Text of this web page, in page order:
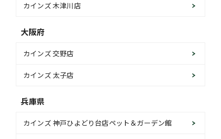
カインズ 木津川店
大阪府
カインズ 交野店
カインズ 太子店
兵庫県
カインズ 神戸ひよどり台店ペット＆ガーデン館